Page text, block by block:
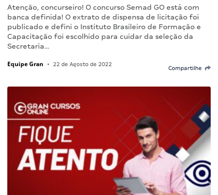
Atenção, concurseiro! O concurso Semad GO está com
banca definida! O extrato de dispensa de licitação foi
publicado e defini o Instituto Brasileiro de Formação e
Capacitação foi escolhido para cuidar da seleção da
Secretaria…
Equipe Gran • 22 de Agosto de 2022
Compartilhe